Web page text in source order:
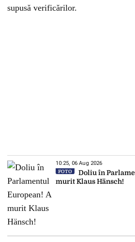
supusă verificărilor.
10:25, 06 Aug 2026
FOTO
Doliu în
murit Klaus Hänsch!